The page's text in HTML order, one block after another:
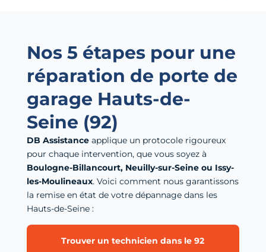
Nos 5 étapes pour une
réparation de porte de
garage Hauts-de-
Seine (92)
DB Assistanceapplique un protocole rigoureux
pour chaque intervention, que vous soyez à
Boulogne-Billancourt, Neuilly-sur-Seine ou Issy-
les-Moulineaux. Voici comment nous garantissons
la remise en état de votre dépannage dans les
Hauts-de-Seine :
Trouver un technicien dans le 92